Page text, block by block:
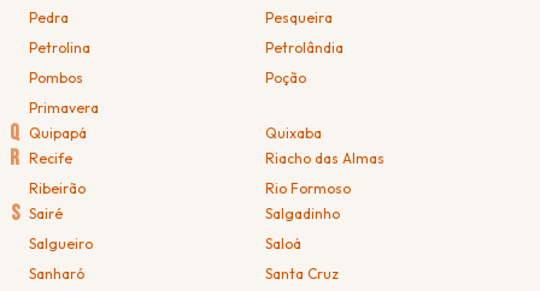
Pedra
Pesqueira
Petrolina
Petrolândia
Pombos
Poção
Primavera
Q Quipapá Quixaba
R Recife
Riacho das Almas
Ribeirão
Rio Formoso
S Sairé
Salgadinho
Salgueiro
Saloá
Sanharó
Santa Cruz